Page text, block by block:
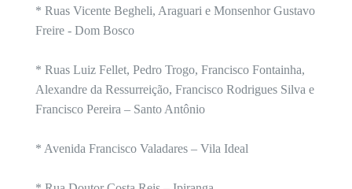
* Ruas Vicente Begheli, Araguari e Monsenhor Gustavo
Freire - Dom Bosco
* Ruas Luiz Fellet, Pedro Trogo, Francisco Fontainha,
Alexandre da Ressurreição, Francisco Rodrigues Silva e
Francisco Pereira – Santo Antônio
* Avenida Francisco Valadares – Vila Ideal